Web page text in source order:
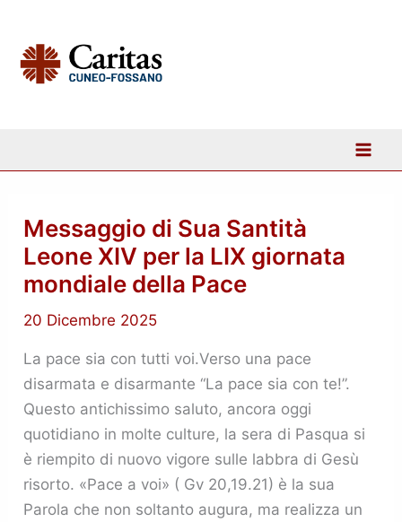
contenuto
Messaggio di Sua Santità
Leone XIV per la LIX giornata
mondiale della Pace
20 Dicembre 2025
La pace sia con tutti voi.Verso una pace
disarmata e disarmante “La pace sia con te!”.
Questo antichissimo saluto, ancora oggi
quotidiano in molte culture, la sera di Pasqua si
è riempito di nuovo vigore sulle labbra di Gesù
risorto. «Pace a voi» ( Gv 20,19.21) è la sua
Parola che non soltanto augura, ma realizza un
Messaggio
di
Sua
Santità
Leone
XIV
per
la
giornata
mondiale
della
Pace